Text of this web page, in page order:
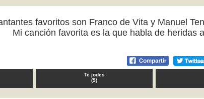
favoritos son Franco de Vita y Manuel
Mi canción favorita es la que habla de heridas
Te jodes
(5)